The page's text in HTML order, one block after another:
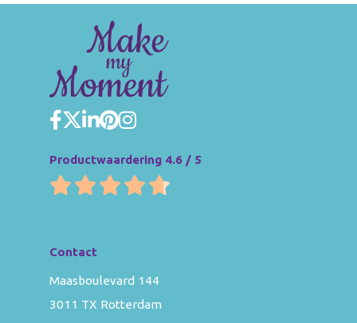
Productwaardering 4.6 / 5
Contact
Maasboulevard 144
3011 TX Rotterdam